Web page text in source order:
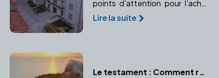
points d'attention pour l'achat
d'un bien en copropriété.
Analyse des règlements et des
Lire la suite
Le testament : Comment rédiger ses dernières volontés avec l'aide d'un notaire